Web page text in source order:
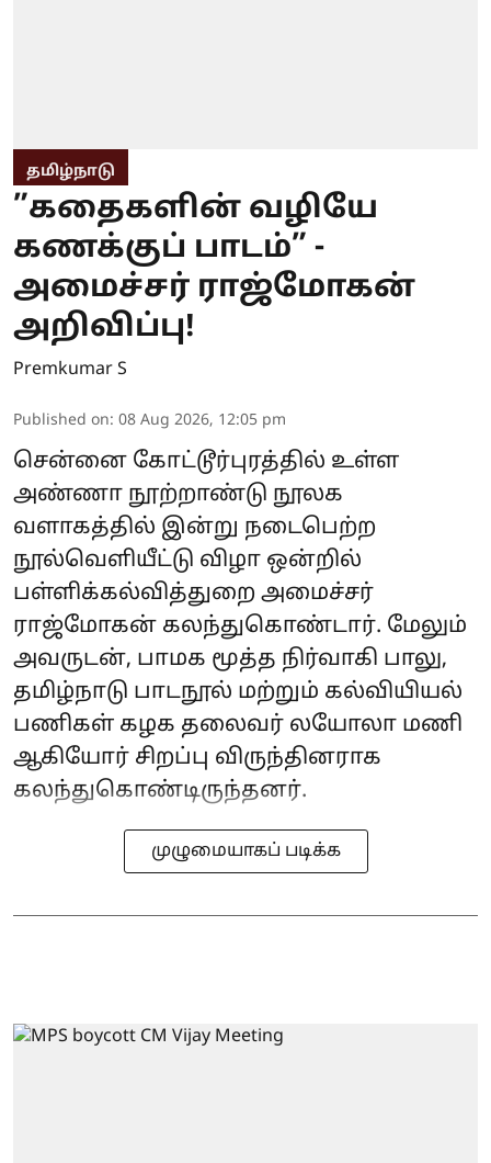
தமிழ்நாடு
”கதைகளின் வழியே
கணக்குப் பாடம்” -
அமைச்சர் ராஜ்மோகன்
அறிவிப்பு!
Premkumar S
Published on: 08 Aug 2026, 12:05 pm
சென்னை கோட்டூர்புரத்தில் உள்ள
அண்ணா நூற்றாண்டு நூலக
வளாகத்தில் இன்று நடைபெற்ற
நூல்வெளியீட்டு விழா ஒன்றில்
பள்ளிக்கல்வித்துறை அமைச்சர்
ராஜ்மோகன் கலந்துகொண்டார். மேலும்
அவருடன், பாமக மூத்த நிர்வாகி பாலு,
தமிழ்நாடு பாடநூல் மற்றும் கல்வியியல்
பணிகள் கழக தலைவர் லயோலா மணி
ஆகியோர் சிறப்பு விருந்தினராக
கலந்துகொண்டிருந்தனர்.
முழுமையாகப் படிக்க